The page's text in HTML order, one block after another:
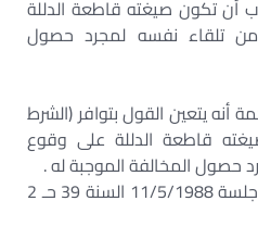
أن تكون صيغته قاطعة الدللة
تلقاء نفسه لمجرد حصول
يتعين القول بتوافر (الشرط
قاطعة الدللة على وقوع
حصول المخالفة الموجبة له .
( الطعن رقم 72 لسنة 55 ق جلسة 11/5/1988 السنة 39 حـ 2